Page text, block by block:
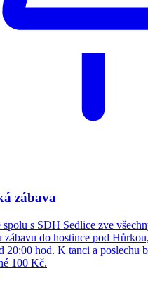
zábava
spolu s SDH Sedlice zve
zábavu do hostince pod
20:00 hod. K tanci a poslechu
100 Kč.